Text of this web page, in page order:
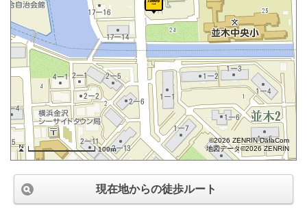
100m
©2026 ZENRIN DataCom
地図データ©2026 ZENRIN
現在地からの徒歩ルート